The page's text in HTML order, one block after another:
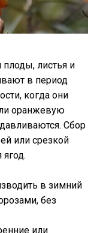
листья и
в период
когда они
оранжевую
Сбор
или срезкой
в зимний
без
или